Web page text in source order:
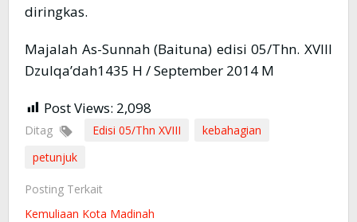
diringkas.
Majalah As-Sunnah (Baituna) edisi 05/Thn. XVIII
Dzulqa’dah1435 H / September 2014 M
Post Views: 2,098
Ditag Edisi 05/Thn XVIII
kebahagian
petunjuk
Posting Terkait
Kemuliaan Kota Madinah